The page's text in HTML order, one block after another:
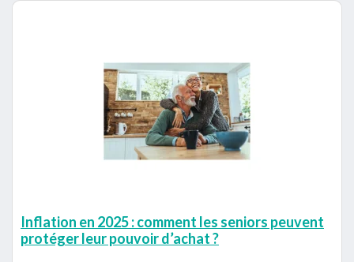
Inflation en 2025 : comment les seniors peuvent
protéger leur pouvoir d’achat ?